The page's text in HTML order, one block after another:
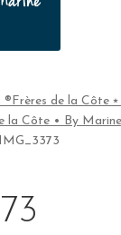
®Frères de la Côte
la Côte • By
IMG_3373